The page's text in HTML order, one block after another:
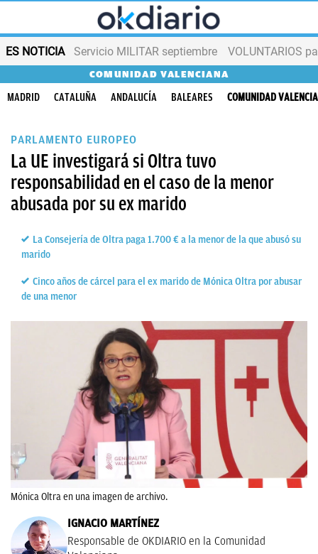
ES NOTICIA Servicio MILITAR septiembre VOLUNTARIOS
COMUNIDAD VALENCIANA
MADRID CATALUÑA ANDALUCÍA BALEARES COMUNIDAD
PARLAMENTO EUROPEO
La UE investigará si Oltra tuvo
responsabilidad en el caso de la menor
abusada por su ex marido
La Consejería de Oltra paga 1.700 € a la menor de la que abusó su
marido
Cinco años de cárcel para el ex marido de Mónica Oltra por abusar
de una menor
Mónica Oltra en una imagen de archivo.
IGNACIO MARTÍNEZ
Responsable de OKDIARIO en la Comunidad